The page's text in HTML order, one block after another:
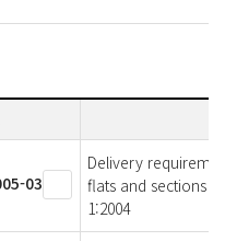
03
Delivery
flats and sections -
1:2004